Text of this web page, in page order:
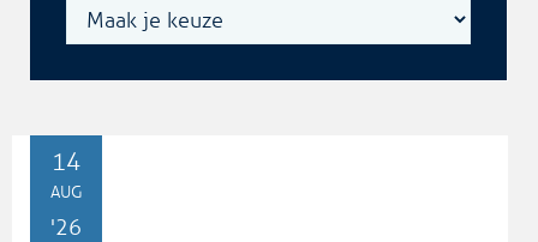
VR14
AUG
'26